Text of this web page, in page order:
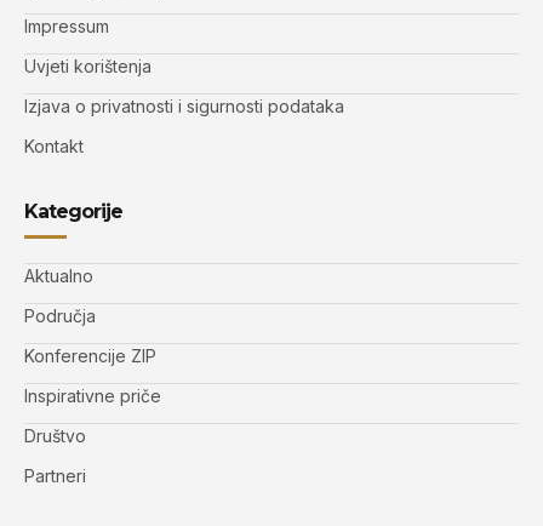
Impressum
Uvjeti korištenja
Izjava o privatnosti i sigurnosti podataka
Kontakt
Kategorije
Aktualno
Područja
Konferencije ZIP
Inspirativne priče
Društvo
Partneri